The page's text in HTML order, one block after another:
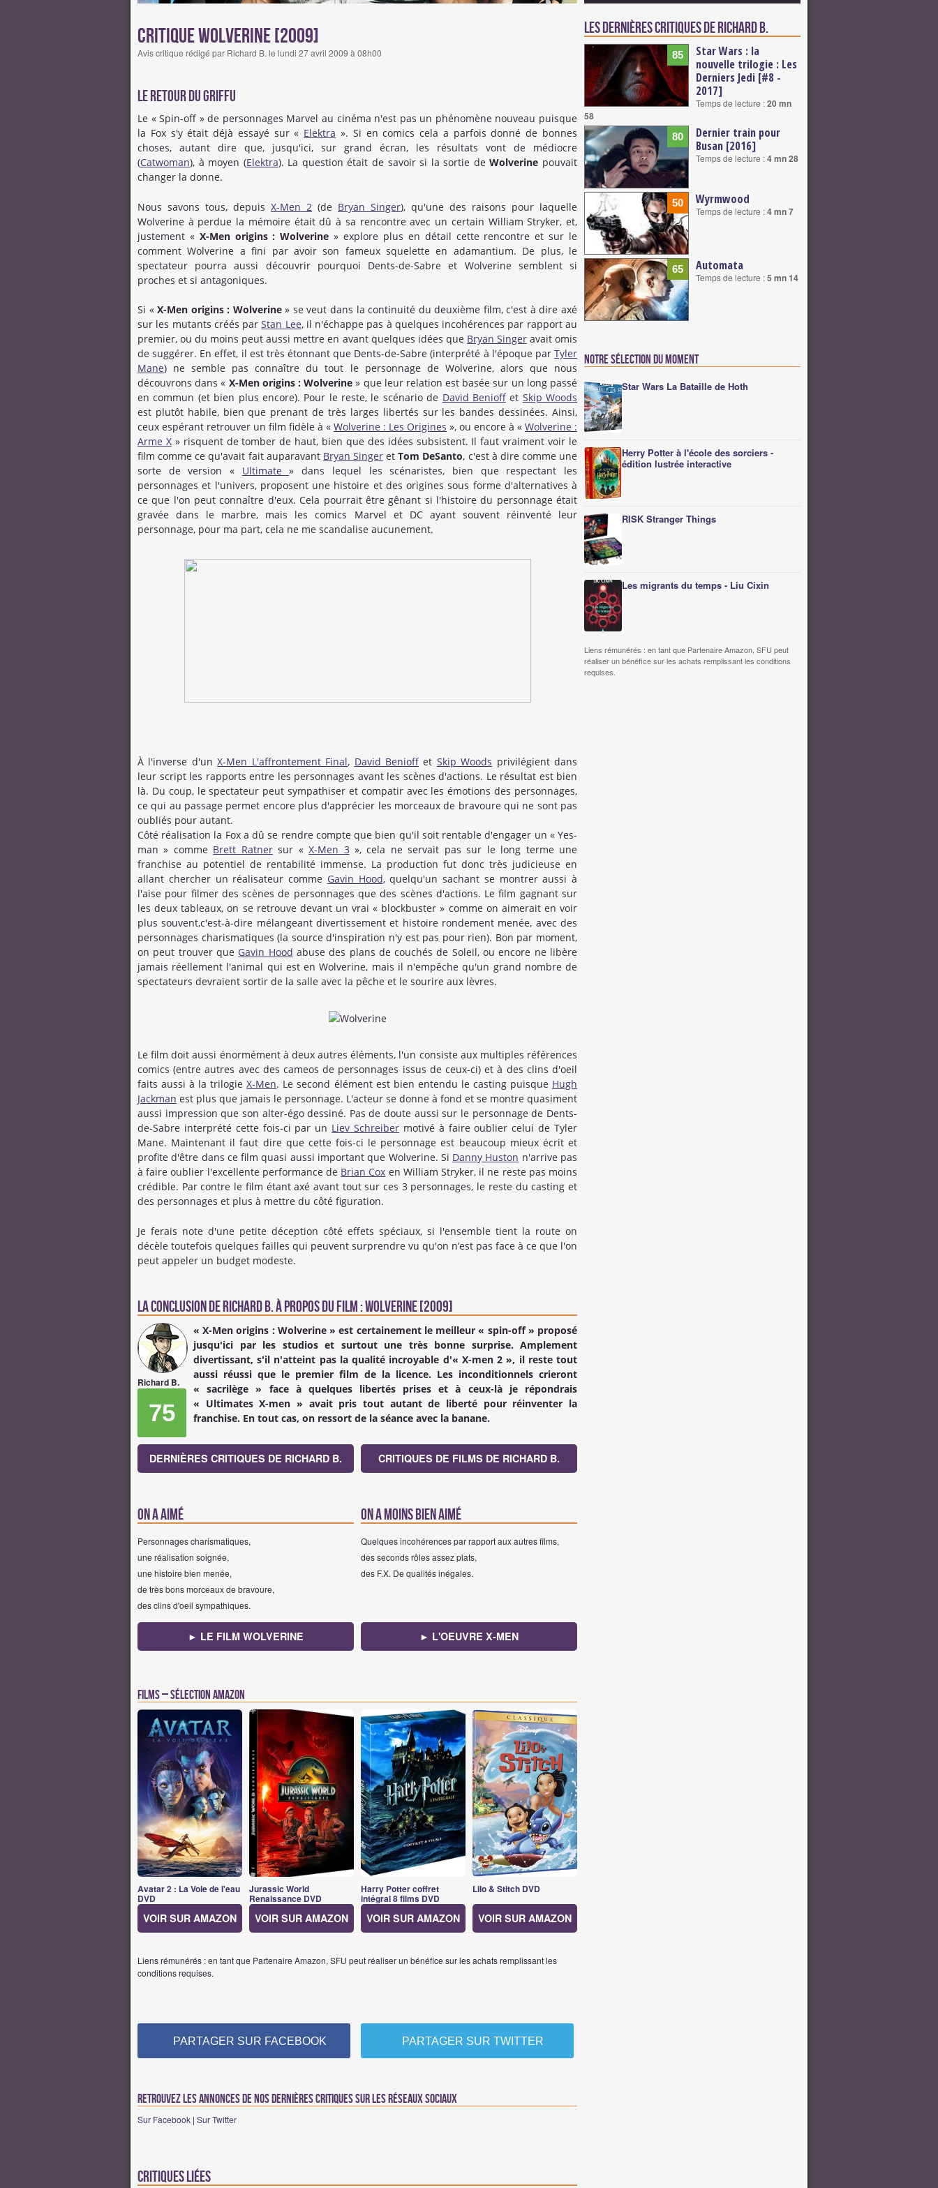
Critique Wolverine [2009]
Avis critique rédigé par Richard B. le lundi 27 avril 2009 à 08h00
Le retour du griffu
Le « Spin-off » de personnages Marvel au cinéma n'est pas un phénomène nouveau puisque
la Fox s'y était déjà essayé sur « Elektra ». Si en comics cela a parfois donné de bonnes
choses, autant dire que, jusqu'ici, sur grand écran, les résultats vont de médiocre
(Catwoman), à moyen (Elektra). La question était de savoir si la sortie deWolverine pouvait
changer la donne.
Nous savons tous, depuis X-Men 2 (de Bryan Singer), qu'une des raisons pour laquelle
Wolverine à perdue la mémoire était dû à sa rencontre avec un certain William Stryker, et,
justement « X-Men origins : Wolverine » explore plus en détail cette rencontre et sur le
comment Wolverine a fini par avoir son fameux squelette en adamantium. De plus, le
spectateur pourra aussi découvrir pourquoi Dents-de-Sabre et Wolverine semblent si
proches et si antagoniques.
Si «X-Men origins : Wolverine» se veut dans la continuité du deuxième film, c'est à dire axé
sur les mutants créés parStan Lee, il n'échappe pas à quelques incohérences par rapport au
premier, ou du moins peut aussi mettre en avant quelques idées que Bryan Singeravait omis
de suggérer. En effet, il est très étonnant que Dents-de-Sabre (interprété à l'époque par Tyler
Mane) ne semble pas connaître du tout le personnage de Wolverine, alors que nous
découvrons dans « X-Men origins : Wolverine » que leur relation est basée sur un long passé
en commun (et bien plus encore). Pour le reste, le scénario de David Benioffet Skip Woods
est plutôt habile, bien que prenant de très larges libertés sur les bandes dessinées. Ainsi,
ceux espérant retrouver un film fidèle à « Wolverine : Les Origines », ou encore à « Wolverine :
Arme X» risquent de tomber de haut, bien que des idées subsistent. Il faut vraiment voir le
film comme ce qu'avait fait auparavant Bryan SingeretTom DeSanto, c'est à dire comme une
sorte de version « Ultimate» dans lequel les scénaristes, bien que respectant les
personnages et l'univers, proposent une histoire et des origines sous forme d'alternatives à
ce que l'on peut connaître d'eux. Cela pourrait être gênant si l'histoire du personnage était
gravée dans le marbre, mais les comics Marvel et DC ayant souvent réinventé leur
personnage, pour ma part, cela ne me scandalise aucunement.
À l'inverse d'unX-Men L'affrontement Final, David Benioffet Skip Woods privilégient dans
leur script les rapports entre les personnages avant les scènes d'actions. Le résultat est bien
là. Du coup, le spectateur peut sympathiser et compatir avec les émotions des personnages,
ce qui au passage permet encore plus d'apprécier les morceaux de bravoure qui ne sont pas
oubliés pour autant.
Côté réalisation la Fox a dû se rendre compte que bien qu'il soit rentable d'engager un « Yes-
man » comme Brett Ratnersur «X-Men 3 », cela ne servait pas sur le long terme une
franchise au potentiel de rentabilité immense. La production fut donc très judicieuse en
allant chercher un réalisateur comme Gavin Hood, quelqu'un sachant se montrer aussi à
l'aise pour filmer des scènes de personnages que des scènes d'actions. Le film gagnant sur
les deux tableaux, on se retrouve devant un vrai « blockbuster » comme on aimerait en voir
plus souvent,c'est-à-dire mélangeant divertissement et histoire rondement menée, avec des
personnages charismatiques (la source d'inspiration n'y est pas pour rien). Bon par moment,
on peut trouver que Gavin Hood abuse des plans de couchés de Soleil, ou encore ne libère
jamais réellement l'animal qui est en Wolverine, mais il n'empêche qu'un grand nombre de
spectateurs devraient sortir de la salle avec la pêche et le sourire aux lèvres.
Le film doit aussi énormément à deux autres éléments, l'un consiste aux multiples références
comics (entre autres avec des cameos de personnages issus de ceux-ci) et à des clins d'oeil
faits aussi à la trilogieX-Men. Le second élément est bien entendu le casting puisque Hugh
Jackman est plus que jamais le personnage. L'acteur se donne à fond et se montre quasiment
aussi impression que son alter-égo dessiné. Pas de doute aussi sur le personnage de Dents-
de-Sabre interprété cette fois-ci par un Liev Schreiber motivé à faire oublier celui de Tyler
Mane. Maintenant il faut dire que cette fois-ci le personnage est beaucoup mieux écrit et
profite d'être dans ce film quasi aussi important que Wolverine. Si Danny Huston n'arrive pas
à faire oublier l'excellente performance de Brian Cox en William Stryker, il ne reste pas moins
crédible. Par contre le film étant axé avant tout sur ces 3 personnages, le reste du casting et
des personnages et plus à mettre du côté figuration.
Je ferais note d'une petite déception côté effets spéciaux, si l'ensemble tient la route on
décèle toutefois quelques failles qui peuvent surprendre vu qu'on n’est pas face à ce que l'on
peut appeler un budget modeste.
La conclusion deRichard B.à propos du Film : Wolverine [2009]
Richard B.
75
« X-Men origins : Wolverine » est certainement le meilleur « spin-off » proposé
jusqu'ici par les studios et surtout une très bonne surprise. Amplement
divertissant, s'il n'atteint pas la qualité incroyable d'« X-men 2 », il reste tout
aussi réussi que le premier film de la licence. Les inconditionnels crieront
« sacrilège » face à quelques libertés prises et à ceux-là je répondrais
« Ultimates X-men » avait pris tout autant de liberté pour réinventer la
franchise. En tout cas, on ressort de la séance avec la banane.
DERNIÈRES CRITIQUES DE RICHARD B. CRITIQUES DE FILMS DE RICHARD B.
On a aimé
Personnages charismatiques,
une réalisation soignée,
une histoire bien menée,
de très bons morceaux de bravoure,
des clins d'oeil sympathiques.
On a moins bien aimé
Quelques incohérences par rapport aux autres films,
des seconds rôles assez plats,
des F.X. De qualités inégales.
► LE FILM WOLVERINE ► L'OEUVRE X-MEN
Films – Sélection Amazon
Avatar 2 : La Voie de l'eau
DVD
VOIR SUR AMAZON
Jurassic World
Renaissance DVD
VOIR SUR AMAZON
Harry Potter coffret
intégral 8 films DVD
VOIR SUR AMAZON
Lilo & Stitch DVD
VOIR SUR AMAZON
Liens rémunérés : en tant que Partenaire Amazon, SFU peut réaliser un bénéfice sur les achats remplissant les
conditions requises.
PARTAGER SUR FACEBOOK PARTAGER SUR TWITTER
Retrouvez les annonces de nos dernières critiques sur les réseaux sociaux
Sur Facebook | Sur Twitter
Critiques liées
Les dernières critiques de Richard B.
85
Star Wars : la
nouvelle trilogie : Les
Derniers Jedi [#8 -
2017]
Temps de lecture :20 mn
58
80
Dernier train pour
Busan [2016]
Temps de lecture :4 mn 28
50 Wyrmwood
Temps de lecture :4 mn 7
65 Automata
Temps de lecture :5 mn 14
Notre sélection du moment
Star Wars La Bataille de Hoth
Herry Potter à l'école des sorciers -
édition lustrée interactive
RISK Stranger Things
Les migrants du temps - Liu Cixin
Liens rémunérés : en tant que Partenaire Amazon, SFU peut
réaliser un bénéfice sur les achats remplissant les conditions
requises.